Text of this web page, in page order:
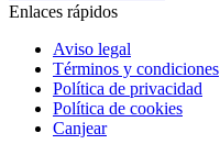
Enlaces rápidos
Aviso legal
Términos y condiciones
Política de privacidad
Política de cookies
Canjear